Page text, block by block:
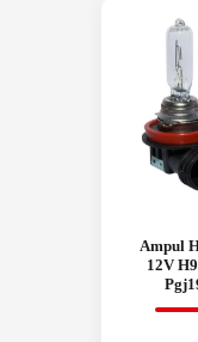
Ampul
12V